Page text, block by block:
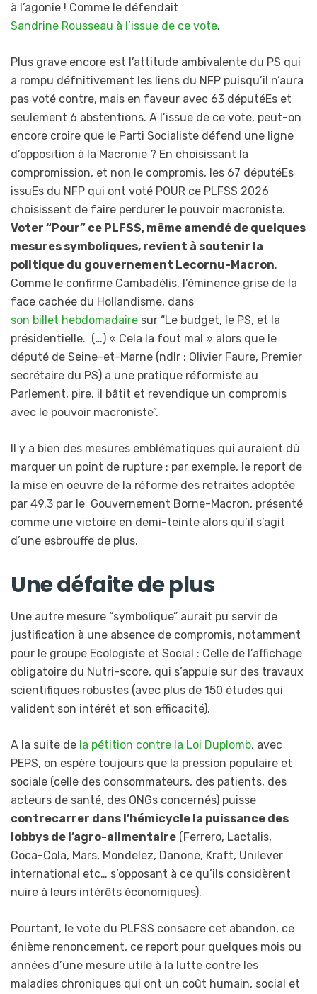
à l’agonie ! Comme le défendait
Sandrine Rousseau à l’issue de ce vote.
Plus grave encore est l’attitude ambivalente du PS qui
a rompu défnitivement les liens du NFP puisqu’il n’aura
pas voté contre, mais en faveur avec 63 députéEs et
seulement 6 abstentions. A l’issue de ce vote, peut-on
encore croire que le Parti Socialiste défend une ligne
d’opposition à la Macronie ? En choisissant la
compromission, et non le compromis, les 67 députéEs
issuEs du NFP qui ont voté POUR ce PLFSS 2026
choisissent de faire perdurer le pouvoir macroniste.
Voter “Pour” ce PLFSS, même amendé de quelques
mesures symboliques, revient à soutenir la
politique du gouvernement Lecornu-Macron.
Comme le confirme Cambadélis, l’éminence grise de la
face cachée du Hollandisme, dans
son billet hebdomadaire sur “Le budget, le PS, et la
présidentielle. (…) « Cela la fout mal » alors que le
député de Seine-et-Marne (ndlr : Olivier Faure, Premier
secrétaire du PS) a une pratique réformiste au
Parlement, pire, il bâtit et revendique un compromis
avec le pouvoir macroniste”.
Il y a bien des mesures emblématiques qui auraient dû
marquer un point de rupture : par exemple, le report de
la mise en oeuvre de la réforme des retraites adoptée
par 49.3 par le Gouvernement Borne-Macron, présenté
comme une victoire en demi-teinte alors qu’il s’agit
d’une esbrouffe de plus.
Une défaite de plus
Une autre mesure “symbolique” aurait pu servir de
justification à une absence de compromis, notamment
pour le groupe Ecologiste et Social : Celle de l’affichage
obligatoire du Nutri-score, qui s’appuie sur des travaux
scientifiques robustes (avec plus de 150 études qui
valident son intérêt et son efficacité).
A la suite de la pétition contre la Loi Duplomb, avec
PEPS, on espère toujours que la pression populaire et
sociale (celle des consommateurs, des patients, des
acteurs de santé, des ONGs concernés) puisse
contrecarrer dans l’hémicycle la puissance des
lobbys de l’agro-alimentaire (Ferrero, Lactalis,
Coca-Cola, Mars, Mondelez, Danone, Kraft, Unilever
international etc… s’opposant à ce qu’ils considèrent
nuire à leurs intérêts économiques).
Pourtant, le vote du PLFSS consacre cet abandon, ce
énième renoncement, ce report pour quelques mois ou
années d’une mesure utile à la lutte contre les
maladies chroniques qui ont un coût humain, social et